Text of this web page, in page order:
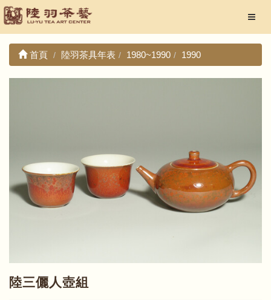
首頁 陸羽茶具年表 1980~1990 1990
陸三儷人壺組